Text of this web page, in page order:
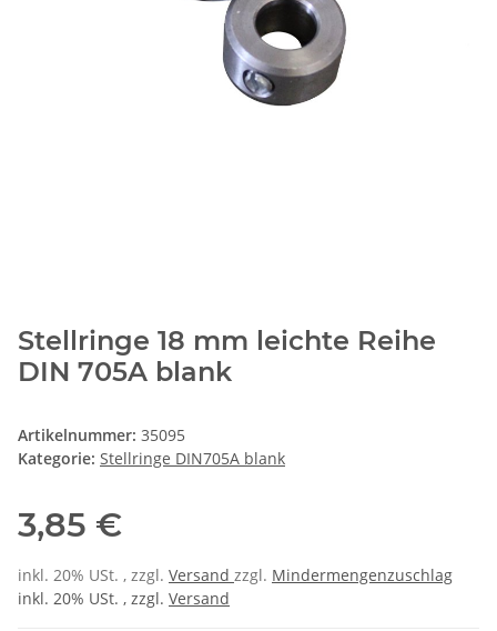
Stellringe 18 mm leichte Reihe
DIN 705A blank
Artikelnummer: 35095
Kategorie: Stellringe DIN705A blank
3,85 €
inkl. 20% USt. , zzgl. Versand zzgl. Mindermengenzuschlag
inkl. 20% USt. , zzgl. Versand